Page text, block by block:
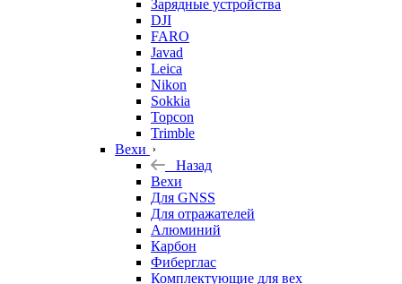
Зарядные устройства
DJI
FARO
Javad
Leica
Nikon
Sokkia
Topcon
Trimble
Вехи
Назад
Вехи
Для GNSS
Для отражателей
Алюминий
Карбон
Фиберглас
Комплектующие для вех